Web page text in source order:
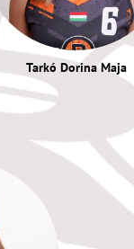
Tarkó Dorina Maja